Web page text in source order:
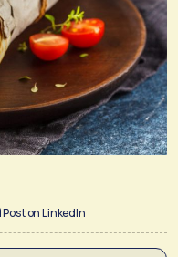
Post on LinkedIn